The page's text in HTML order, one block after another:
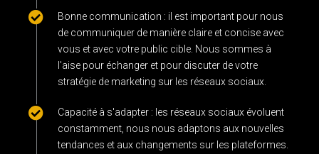
Bonne communication : il est important pour nous
de communiquer de manière claire et concise avec
vous et avec votre public cible. Nous sommes à
l'aise pour échanger et pour discuter de votre
stratégie de marketing sur les réseaux sociaux.
Capacité à s'adapter : les réseaux sociaux évoluent
constamment, nous nous adaptons aux nouvelles
tendances et aux changements sur les plateformes.